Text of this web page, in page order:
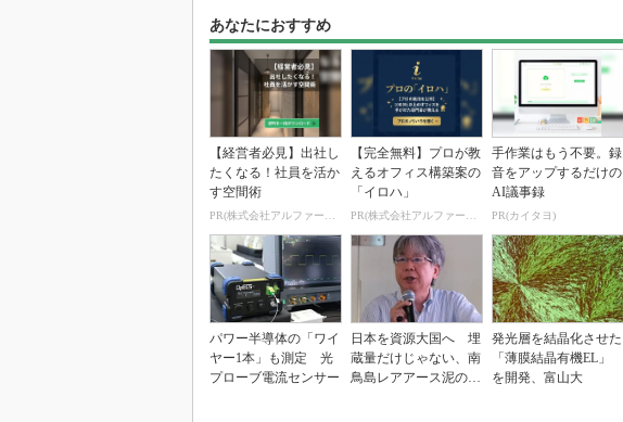
あなたにおすすめ
【経営者必見】出社し
たくなる！社員を活か
す空間術
PR(株式会社アルファーテクノ)
【完全無料】プロが教
えるオフィス構築案の
「イロハ」
PR(株式会社アルファーテクノ)
手作業はもう不要。録
音をアップするだけの
AI議事録
PR(カイタヨ)
パワー半導体の「ワイ
ヤー1本」も測定 光
プローブ電流センサー
日本を資源大国へ 埋
蔵量だけじゃない、南
鳥島レアアース泥の価
発光層を結晶化させた
「薄膜結晶有機EL」
を開発、富山大